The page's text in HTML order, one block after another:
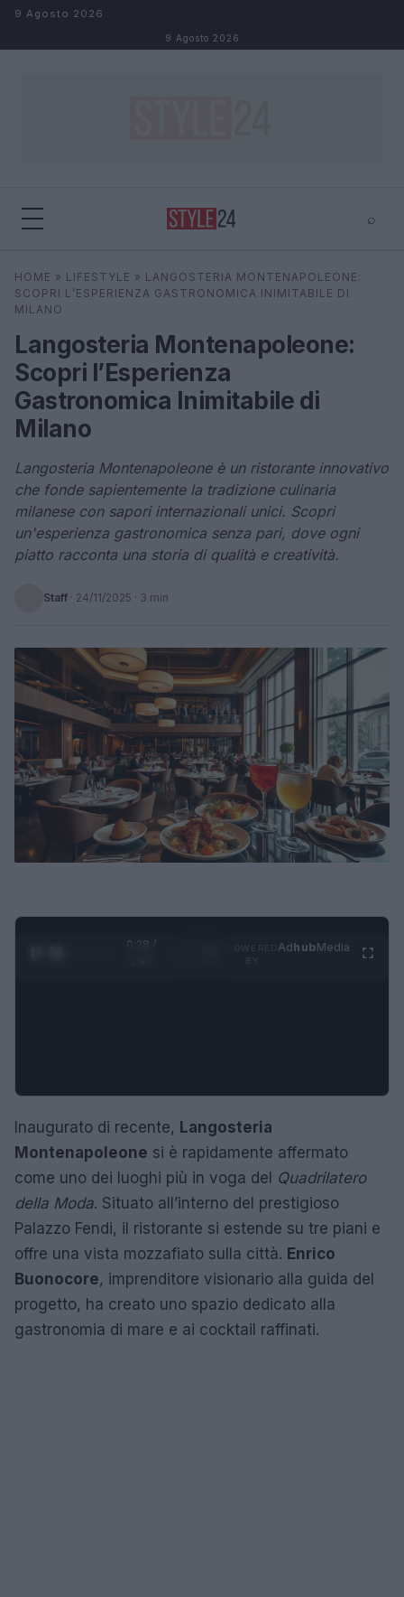
Salta al contenuto
9 Agosto 2026
9 Agosto 2026
⌕
Cerca ⌕
HOME » LIFESTYLE » LANGOSTERIA MONTENAPOLEONE:
SCOPRI L’ESPERIENZA GASTRONOMICA INIMITABILE DI
MILANO
Langosteria Montenapoleone:
Scopri l’Esperienza
Gastronomica Inimitabile di
Milano
Langosteria Montenapoleone è un ristorante innovativo
che fonde sapientemente la tradizione culinaria
milanese con sapori internazionali unici. Scopri
un'esperienza gastronomica senza pari, dove ogni
piatto racconta una storia di qualità e creatività.
Staff · 24/11/2025 · 3 min
0:29 /
AdhubMedia
Inaugurato di recente, Langosteria
Montenapoleone si è rapidamente affermato
come uno dei luoghi più in voga del Quadrilatero
della Moda. Situato all’interno del prestigioso
Palazzo Fendi, il ristorante si estende su tre piani e
offre una vista mozzafiato sulla città. Enrico
Buonocore, imprenditore visionario alla guida del
progetto, ha creato uno spazio dedicato alla
gastronomia di mare e ai cocktail raffinati.